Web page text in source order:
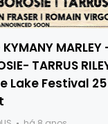
MARLEY
TARRUS
Lake Festival